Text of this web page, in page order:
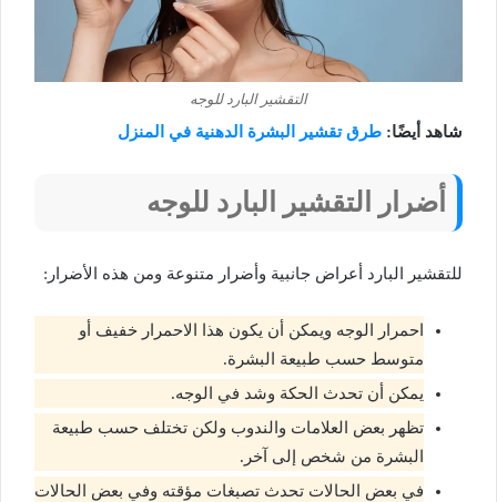
التقشير البارد للوجه
شاهد أيضًا: طرق تقشير البشرة الدهنية في المنزل
أضرار التقشير البارد للوجه
للتقشير البارد أعراض جانبية وأضرار متنوعة ومن هذه الأضرار:
احمرار الوجه ويمكن أن يكون هذا الاحمرار خفيف أو
متوسط حسب طبيعة البشرة.
يمكن أن تحدث الحكة وشد في الوجه.
تظهر بعض العلامات والندوب ولكن تختلف حسب طبيعة
البشرة من شخص إلى آخر.
في بعض الحالات تحدث تصبغات مؤقته وفي بعض الحالات